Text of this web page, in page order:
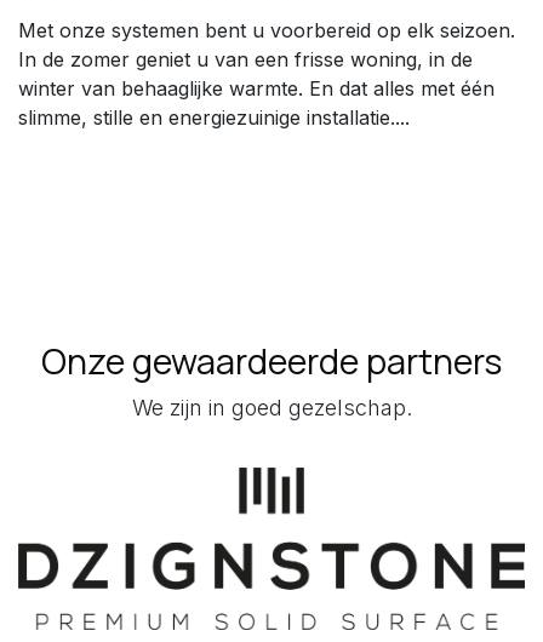
Met onze systemen bent u voorbereid op elk seizoen.
In de zomer geniet u van een frisse woning, in de
winter van behaaglijke warmte. En dat alles met één
slimme, stille en energiezuinige installatie....
Onze gewaardeerde partners
We zijn in goed gezelschap.